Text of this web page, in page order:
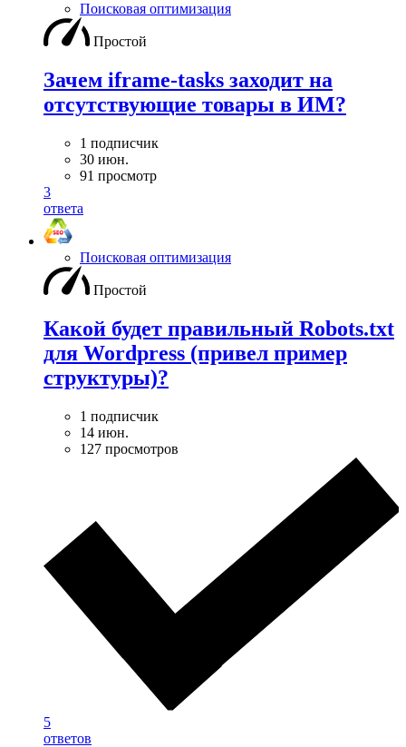
Поисковая оптимизация
Простой
Зачем iframe-tasks заходит на
отсутствующие товары в ИМ?
1 подписчик
30 июн.
91 просмотр
3
ответа
Поисковая оптимизация
Простой
Какой будет правильный Robots.txt
для Wordpress (привел пример
структуры)?
1 подписчик
14 июн.
127 просмотров
5
ответов